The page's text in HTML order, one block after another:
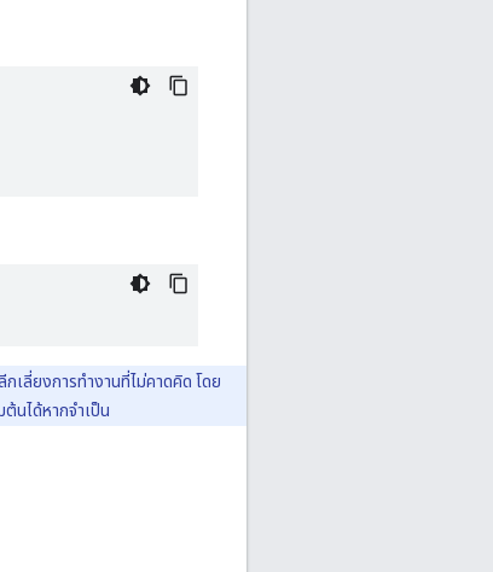
เลี่ยงการทำงานที่ไม่คาดคิด โดย
ต้นได้หากจำเป็น